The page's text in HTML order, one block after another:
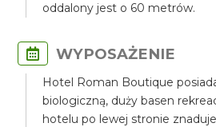
oddalony jest o 60 metrów.
WYPOSAŻENIE
Hotel Roman Boutique
biologiczną, duży basen
hotelu po lewej stronie